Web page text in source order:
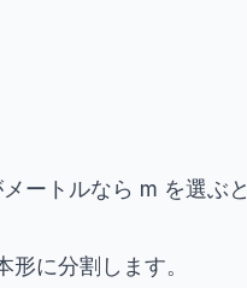
ートルなら m を選ぶと
に分割します。